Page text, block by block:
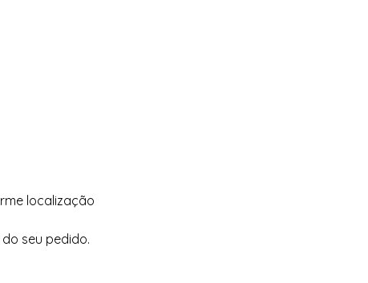
localização